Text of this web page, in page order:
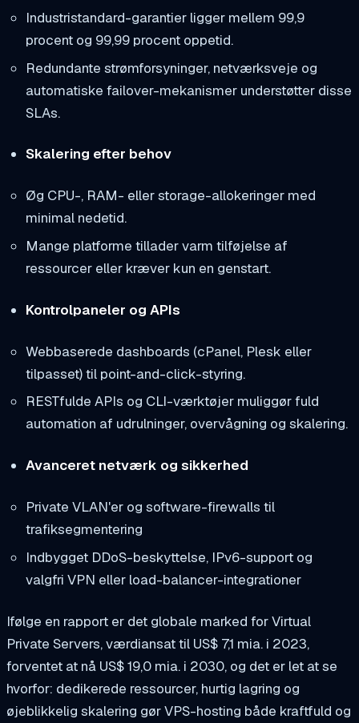
Industristandard-garantier ligger mellem 99,9
procent og 99,99 procent oppetid.
Redundante strømforsyninger, netværksveje og
automatiske failover-mekanismer understøtter disse
SLAs.
Skalering efter behov
Øg CPU-, RAM- eller storage-allokeringer med
minimal nedetid.
Mange platforme tillader varm tilføjelse af
ressourcer eller kræver kun en genstart.
Kontrolpaneler og APIs
Webbaserede dashboards (cPanel, Plesk eller
tilpasset) til point-and-click-styring.
RESTfulde APIs og CLI-værktøjer muliggør fuld
automation af udrulninger, overvågning og skalering.
Avanceret netværk og sikkerhed
Private VLAN'er og software-firewalls til
trafiksegmentering
Indbygget DDoS-beskyttelse, IPv6-support og
valgfri VPN eller load-balancer-integrationer
Ifølge en rapport er det globale marked for Virtual
Private Servers, værdiansat til US$ 7,1 mia. i 2023,
forventet at nå US$ 19,0 mia. i 2030, og det er let at se
hvorfor: dedikerede ressourcer, hurtig lagring og
øjeblikkelig skalering gør VPS-hosting både kraftfuld og